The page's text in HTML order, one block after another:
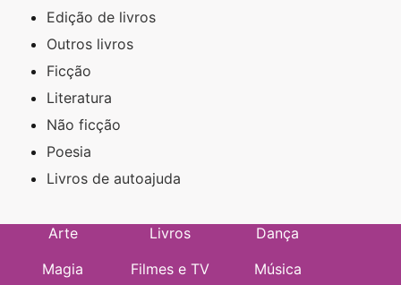
Edição de livros
Outros livros
Ficção
Literatura
Não ficção
Poesia
Livros de autoajuda
Arte Livros
Dança
Magia
Filmes e TV Música